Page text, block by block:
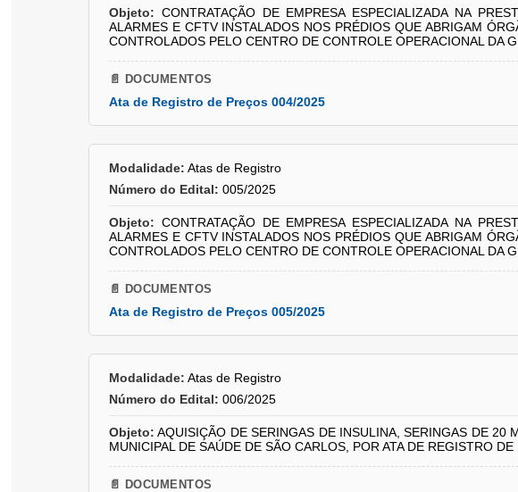
Objeto: CONTRATAÇÃO DE EMPRESA ESPECIALIZADA NA
ALARMES E CFTV INSTALADOS NOS PRÉDIOS QUE ABRIGAM
CONTROLADOS PELO CENTRO DE CONTROLE OPERACIONAL DA
📄 DOCUMENTOS
Ata de Registro de Preços 004/2025
Modalidade: Atas de Registro
Número do Edital: 005/2025
Objeto: CONTRATAÇÃO DE EMPRESA ESPECIALIZADA NA
ALARMES E CFTV INSTALADOS NOS PRÉDIOS QUE ABRIGAM
CONTROLADOS PELO CENTRO DE CONTROLE OPERACIONAL DA
📄 DOCUMENTOS
Ata de Registro de Preços 005/2025
Modalidade: Atas de Registro
Número do Edital: 006/2025
Objeto: AQUISIÇÃO DE SERINGAS DE INSULINA, SERINGAS DE 20
MUNICIPAL DE SAÚDE DE SÃO CARLOS, POR ATA DE REGISTRO DE
📄 DOCUMENTOS